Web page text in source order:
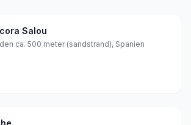
Salou
ca. 500 meter (sandstrand), Spanien